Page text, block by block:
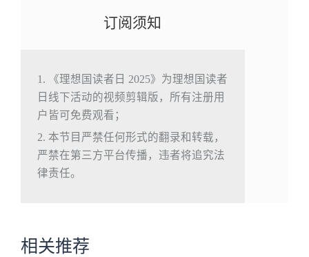
订阅须知
1. 《理想国读者日 2025》为理想国读者
日线下活动的视频剪辑版，所有注册用
户皆可免费观看；
2. 本节目严禁任何形式的翻录和转载，
严禁在第三方平台传播，违者将追究法
律责任。
相关推荐